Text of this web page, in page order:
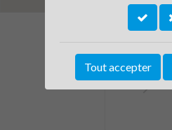
Tout accepter